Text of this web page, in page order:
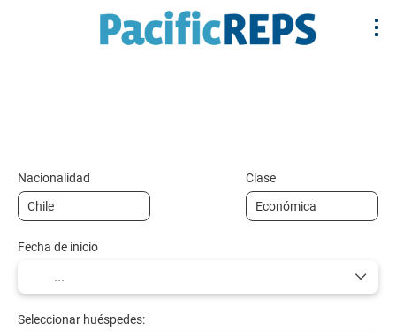
Nacionalidad Clase
Fecha de inicio
Seleccionar huéspedes: